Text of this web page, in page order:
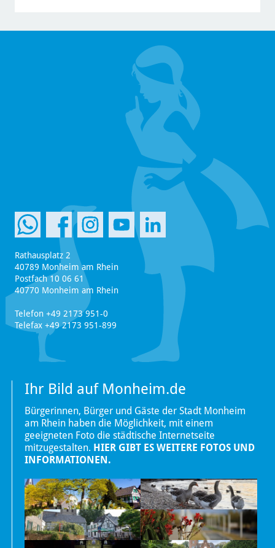
Rathausplatz 2
40789 Monheim am Rhein
Postfach 10 06 61
40770 Monheim am Rhein
Telefon +49 2173 951-0
Telefax +49 2173 951-899
Ihr Bild auf Monheim.de
Bürgerinnen, Bürger und Gäste der Stadt Monheim
am Rhein haben die Möglichkeit, mit einem
geeigneten Foto die städtische Internetseite
mitzugestalten. HIER GIBT ES WEITERE FOTOS UND
INFORMATIONEN.